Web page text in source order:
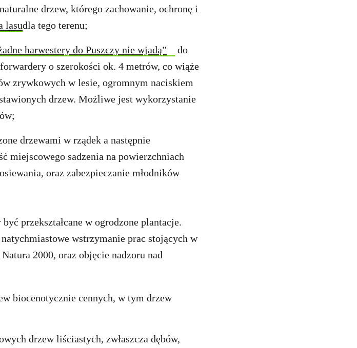
drzew, którego zachowanie, ochronę i
lasudla tego terenu;
harwestery do Puszczy nie wjadą”
do
o szerokości ok. 4 metrów, co wiąże
zrywkowych w lesie, ogromnym naciskiem
drzew. Możliwe jest wykorzystanie
drzewami w rządek a następnie
miejscowego sadzenia na powierzchniach
oraz zabezpieczanie młodników
przekształcane w ogrodzone plantacje.
wstrzymanie prac stojących w
2000, oraz objęcie nadzoru nad
biocenotycznie cennych, w tym drzew
drzew liściastych, zwłaszcza dębów,